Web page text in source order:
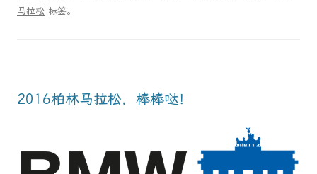
马拉松 标签。
2016柏林马拉松，棒棒哒！